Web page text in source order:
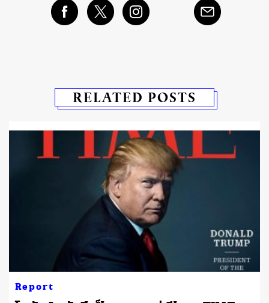
RELATED POSTS
Report